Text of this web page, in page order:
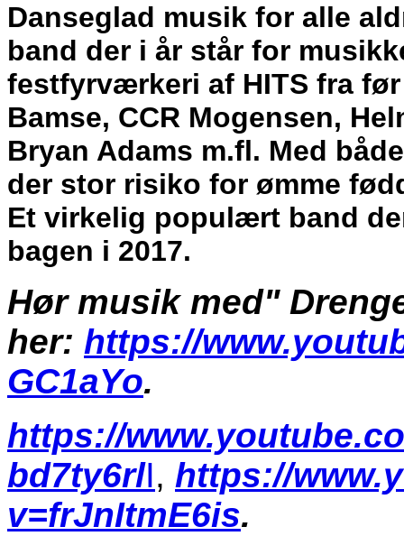
Danseglad musik for alle
band der i år står for
festfyrværkeri af HITS fra
Bamse, CCR Mogensen,
Bryan Adams m.fl. Med
der stor risiko for ømme
Et virkelig populært band
bagen i 2017.
Hør musik med"
her: https://
GC1aYo.
https://
bd7ty6rlI, https://
v=frJnItmE6is.